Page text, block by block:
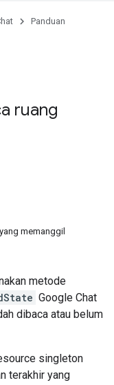
Panduan
ruang
memanggil
metode
Google Chat
dibaca atau belum
singleton
terakhir yang